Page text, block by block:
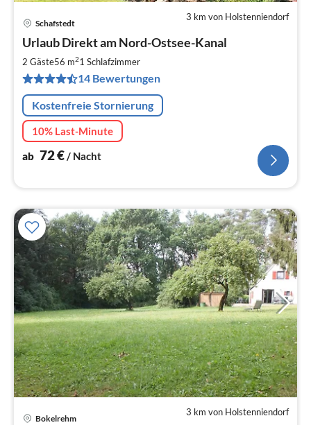
3 km von Holstenniendorf
Schafstedt
Urlaub Direkt am Nord-Ostsee-Kanal
2 Gäste56 m21 Schlafzimmer
14 Bewertungen
Kostenfreie Stornierung
10% Last-Minute
ab 72€/ Nacht
3 km von Holstenniendorf
Bokelrehm